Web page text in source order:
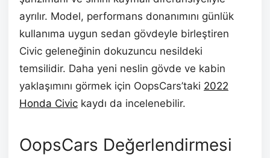
ayrılır. Model, performans donanımını günlük
kullanıma uygun sedan gövdeyle birleştiren
Civic geleneğinin dokuzuncu nesildeki
temsilidir. Daha yeni neslin gövde ve kabin
yaklaşımını görmek için OopsCars’taki 2022
Honda Civic kaydı da incelenebilir.
OopsCars Değerlendirmesi